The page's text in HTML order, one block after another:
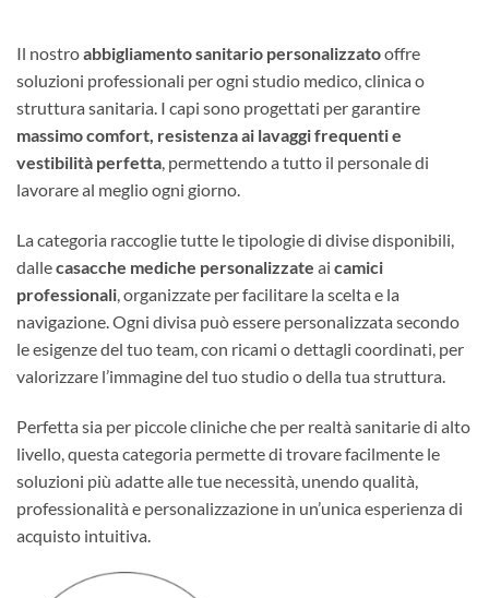
Il nostroabbigliamento sanitario personalizzatooffre
soluzioni professionali per ogni studio medico, clinica o
struttura sanitaria. I capi sono progettati per garantire
massimo comfort, resistenza ai lavaggi frequenti e
vestibilità perfetta, permettendo a tutto il personale di
lavorare al meglio ogni giorno.
La categoria raccoglie tutte le tipologie di divise disponibili,
dallecasacche mediche personalizzate ai camici
professionali, organizzate per facilitare la scelta e la
navigazione. Ogni divisa può essere personalizzata secondo
le esigenze del tuo team, con ricami o dettagli coordinati, per
valorizzare l’immagine del tuo studio o della tua struttura.
Perfetta sia per piccole cliniche che per realtà sanitarie di alto
livello, questa categoria permette di trovare facilmente le
soluzioni più adatte alle tue necessità, unendo qualità,
professionalità e personalizzazione in un’unica esperienza di
acquisto intuitiva.